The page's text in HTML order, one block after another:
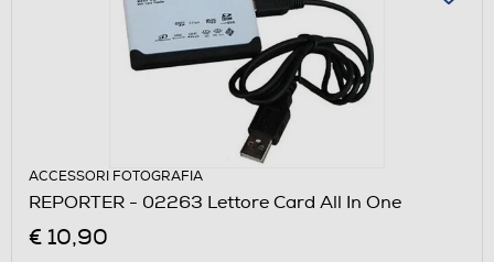
ACCESSORI FOTOGRAFIA
REPORTER - 02263 Lettore Card All In One
€ 10,90